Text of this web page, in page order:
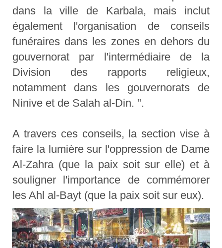
dans la ville de Karbala, mais inclut
également l'organisation de conseils
funéraires dans les zones en dehors du
gouvernorat par l'intermédiaire de la
Division des rapports religieux,
notamment dans les gouvernorats de
Ninive et de Salah al-Din. ".
A travers ces conseils, la section vise à
faire la lumière sur l'oppression de Dame
Al-Zahra (que la paix soit sur elle) et à
souligner l'importance de commémorer
les Ahl al-Bayt (que la paix soit sur eux).